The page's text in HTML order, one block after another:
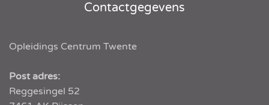
Contactgegevens
Opleidings Centrum Twente
Post adres:
Reggesingel 52